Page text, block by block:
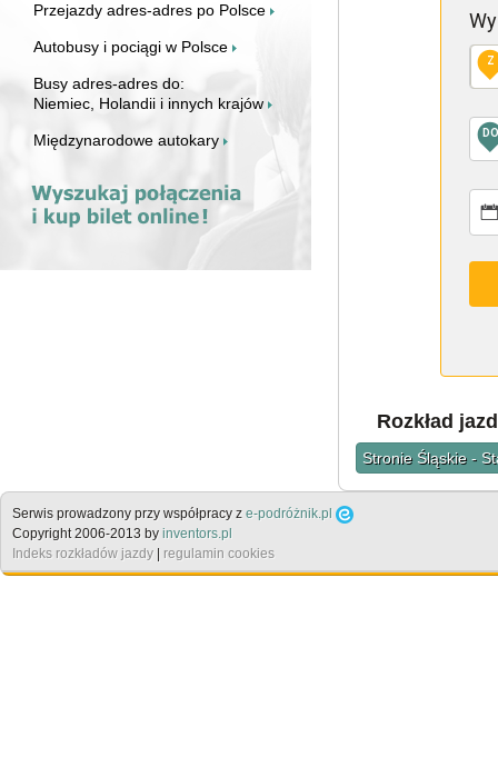
Przejazdy adres-adres po Polsce
Autobusy i pociągi w Polsce
Busy adres-adres do:
Niemiec, Holandii i innych krajów
Międzynarodowe autokary
Z
DO
Rozkład
Stronie Śląskie -
Serwis prowadzony przy współpracy z e-podróżnik.pl
Copyright 2006-2013 by inventors.pl
Indeks rozkładów jazdy | regulamin cookies